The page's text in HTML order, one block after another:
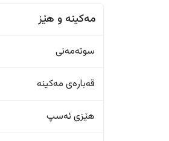
مەکینە و هێز
سوتەمەنی
قەبارەی مەکینە
هێزی ئەسپ